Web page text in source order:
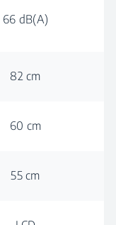
66 dB(A)
82 cm
60 cm
55 cm